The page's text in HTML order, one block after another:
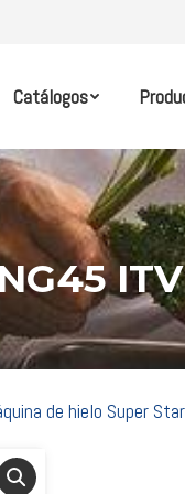
Catálogos
de hielo Super